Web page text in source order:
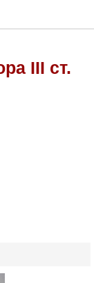
III ст.